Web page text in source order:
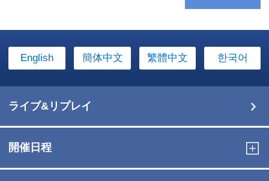
English 簡体中文 繁體中文 한국어
ライブ&リプレイ
開催日程